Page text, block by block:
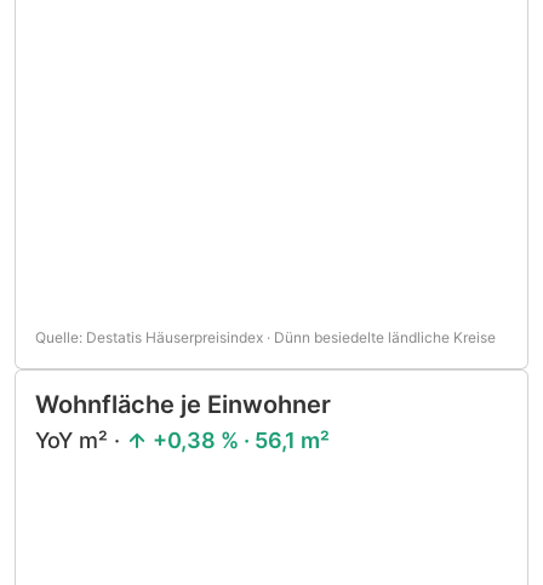
Quelle: Destatis Häuserpreisindex · Dünn besiedelte ländliche Kreise
Wohnfläche je Einwohner
YoY m² · +0,38 % · 56,1 m²